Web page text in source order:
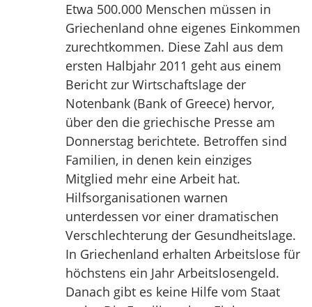
Etwa 500.000 Menschen müssen in
Griechenland ohne eigenes Einkommen
zurechtkommen. Diese Zahl aus dem
ersten Halbjahr 2011 geht aus einem
Bericht zur Wirtschaftslage der
Notenbank (Bank of Greece) hervor,
über den die griechische Presse am
Donnerstag berichtete. Betroffen sind
Familien, in denen kein einziges
Mitglied mehr eine Arbeit hat.
Hilfsorganisationen warnen
unterdessen vor einer dramatischen
Verschlechterung der Gesundheitslage.
In Griechenland erhalten Arbeitslose für
höchstens ein Jahr Arbeitslosengeld.
Danach gibt es keine Hilfe vom Staat